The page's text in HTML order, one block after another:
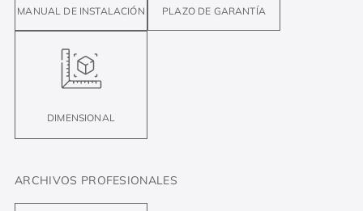
MANUAL DE INSTALACIÓN PLAZO DE GARANTÍA
DIMENSIONAL
ARCHIVOS PROFESIONALES